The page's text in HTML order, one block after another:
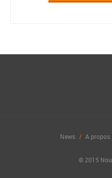
News A propos
© 2015